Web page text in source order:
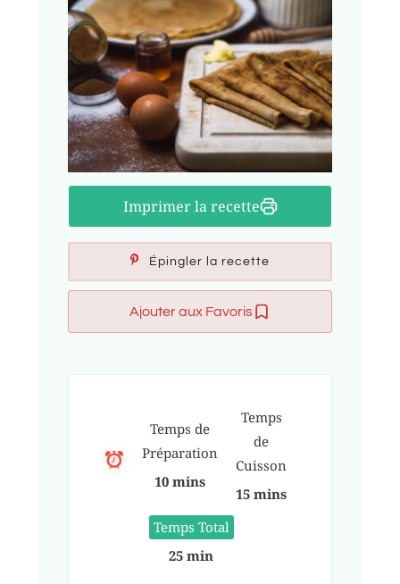
Imprimer la recette
Épingler la recette
Ajouter aux Favoris
Temps de
Préparation
10 mins
Temps
de
Cuisson
15 mins
Temps Total
25 min